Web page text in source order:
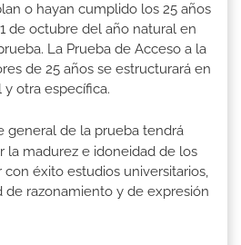
o hayan cumplido los 25 años
de octubre del año natural en
La Prueba de Acceso a la
de 25 años se estructurará en
y otra específica.
general de la prueba tendrá
la madurez e idoneidad de los
con éxito estudios universitarios,
de razonamiento y de expresión